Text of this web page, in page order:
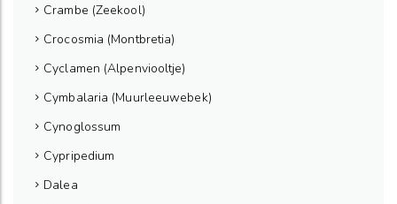
Crambe (Zeekool)
Crocosmia (Montbretia)
Cyclamen (Alpenviooltje)
Cymbalaria (Muurleeuwebek)
Cynoglossum
Cypripedium
Dalea